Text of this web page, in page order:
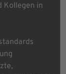
Kollegen in